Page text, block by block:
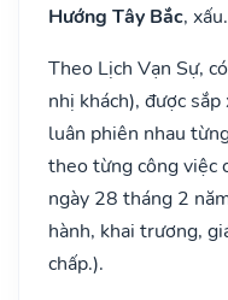
Hướng Tây Bắc, xấu.
Theo Lịch Vạn Sự,
nhị khách), được
luân phiên nhau
theo từng công việc
ngày 28 tháng 2
hành, khai trương,
chấp.).